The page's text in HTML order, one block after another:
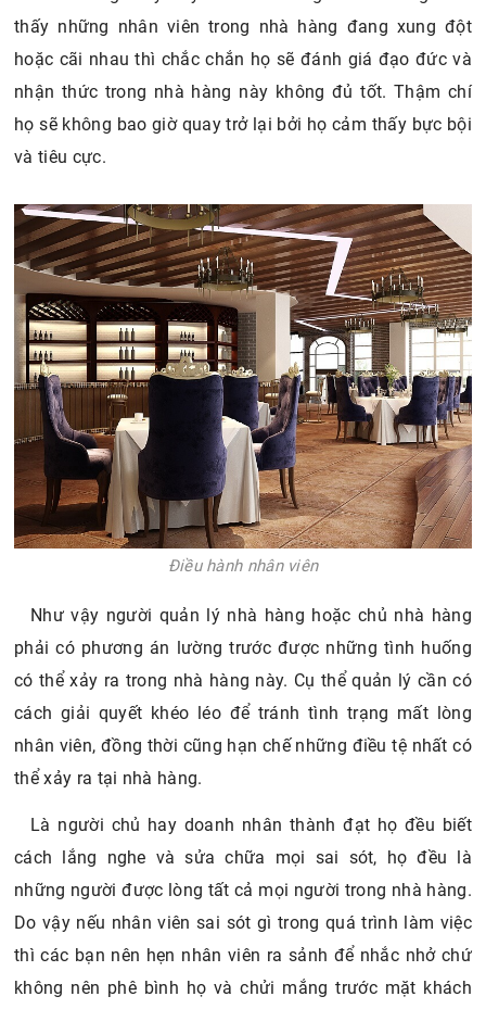
thấy những nhân viên trong nhà hàng đang xung đột
hoặc cãi nhau thì chắc chắn họ sẽ đánh giá đạo đức và
nhận thức trong nhà hàng này không đủ tốt. Thậm chí
họ sẽ không bao giờ quay trở lại bởi họ cảm thấy bực bội
và tiêu cực.
Điều hành nhân viên
Như vậy người quản lý nhà hàng hoặc chủ nhà hàng
phải có phương án lường trước được những tình huống
có thể xảy ra trong nhà hàng này. Cụ thể quản lý cần có
cách giải quyết khéo léo để tránh tình trạng mất lòng
nhân viên, đồng thời cũng hạn chế những điều tệ nhất có
thể xảy ra tại nhà hàng.
Là người chủ hay doanh nhân thành đạt họ đều biết
cách lắng nghe và sửa chữa mọi sai sót, họ đều là
những người được lòng tất cả mọi người trong nhà hàng.
Do vậy nếu nhân viên sai sót gì trong quá trình làm việc
thì các bạn nên hẹn nhân viên ra sảnh để nhắc nhở chứ
không nên phê bình họ và chửi mắng trước mặt khách